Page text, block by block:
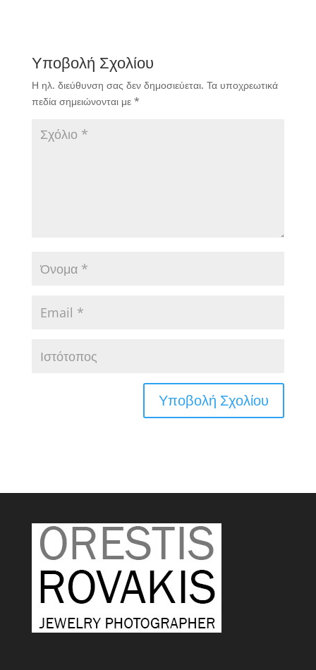
Υποβολή Σχολίου
Η ηλ. διεύθυνση σας δεν δημοσιεύεται. Τα υποχρεωτικά
πεδία σημειώνονται με *